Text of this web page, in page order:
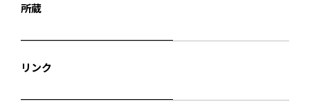
所蔵
リンク